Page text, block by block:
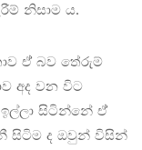
නිසාම ය.
ඒ් බව තේරුම්
අද වන විට
සිටින්නේ ඒ්
සිටිම ද ඔවුන් විසින්